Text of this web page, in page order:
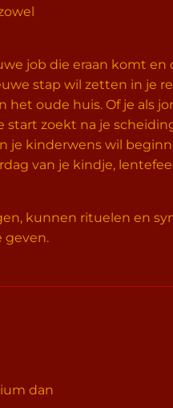
job die eraan komt en
stap wil zetten in je
oude huis. Of je als
start zoekt na je
je kinderwens wil
van je kindje,
kunnen rituelen en
geven.
dan